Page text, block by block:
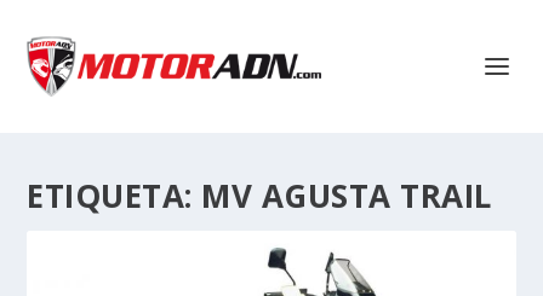
ETIQUETA: MV AGUSTA TRAIL